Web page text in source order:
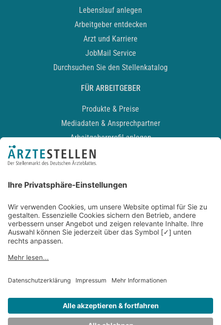
Lebenslauf anlegen
Arbeitgeber entdecken
Arzt und Karriere
JobMail Service
Durchsuchen Sie den Stellenkatalog
FÜR ARBEITGEBER
Produkte & Preise
Mediadaten & Ansprechpartner
Arbeitgeberprofil anlegen
Recruiting-Podcast
Kontakt
Datenschutz
Newsletter